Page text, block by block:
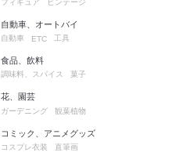
フィギュア ビンテージ
自動車、オートバイ
自動車 ETC 工具
食品、飲料
調味料、スパイス 菓子
花、園芸
ガーデニング 観葉植物
コミック、アニメグッズ
コスプレ衣装 直筆画